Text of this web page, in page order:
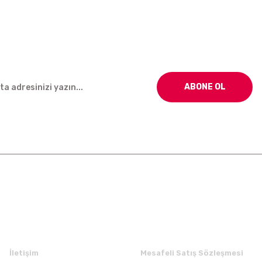
ABONE OL
İletişim Mesafeli Satış Sözleşmesi